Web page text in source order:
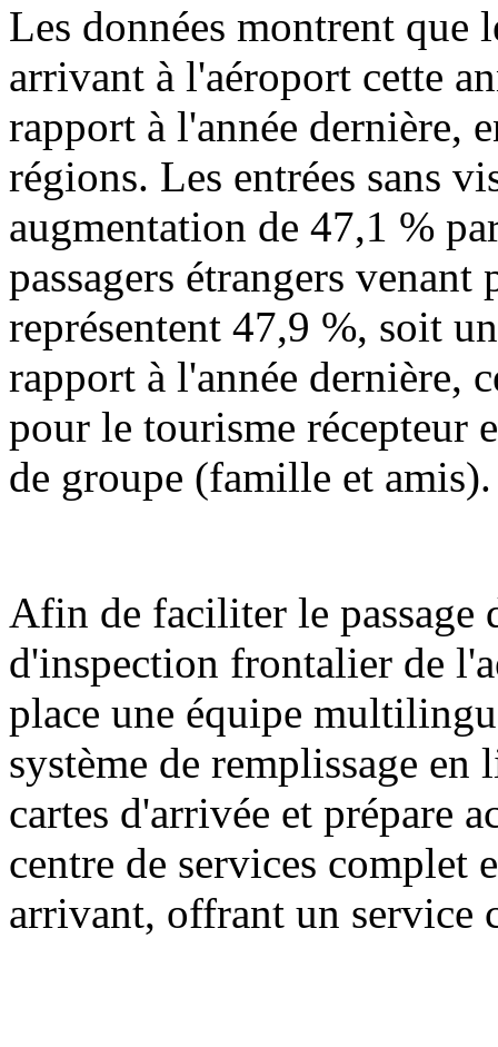
Les données montrent que
arrivant à l'aéroport cette
rapport à l'année dernière,
régions. Les entrées sans
augmentation de 47,1 %
passagers étrangers
représentent 47,9 %, soit
rapport à l'année dernière,
pour le tourisme récepteur
de groupe (famille et amis).
Afin de faciliter le passage
d'inspection frontalier de
place une équipe
système de remplissage
cartes d'arrivée et prépare
centre de services complet
arrivant, offrant un service